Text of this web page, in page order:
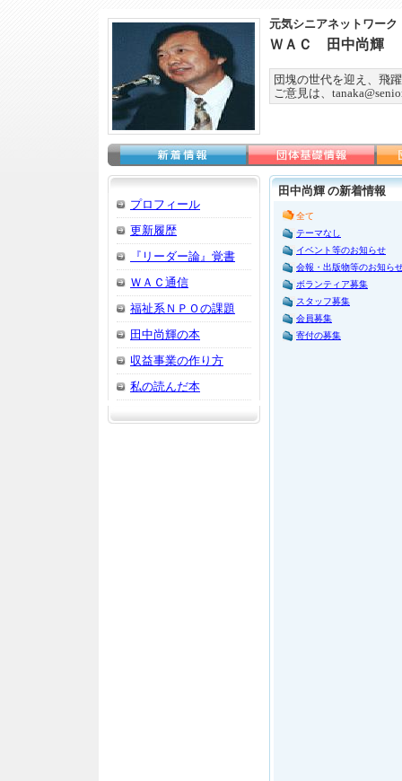
元気シニアネットワーク
ＷＡＣ 田中尚輝
団塊の世代を迎え、飛
ご意見は、
プロフィール
更新履歴
『リーダー論』覚書
ＷＡＣ通信
福祉系ＮＰＯの課題
田中尚輝の本
収益事業の作り方
私の読んだ本
田中尚輝 の新着情報
全て
テーマなし
イベント等のお知らせ
会報・出版物等のお知ら
ボランティア募集
スタッフ募集
会員募集
寄付の募集